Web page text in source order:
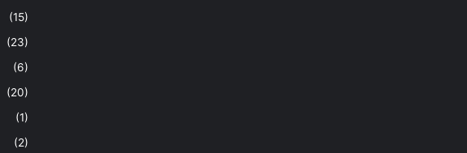
(15)
(23)
(6)
(20)
(1)
(2)